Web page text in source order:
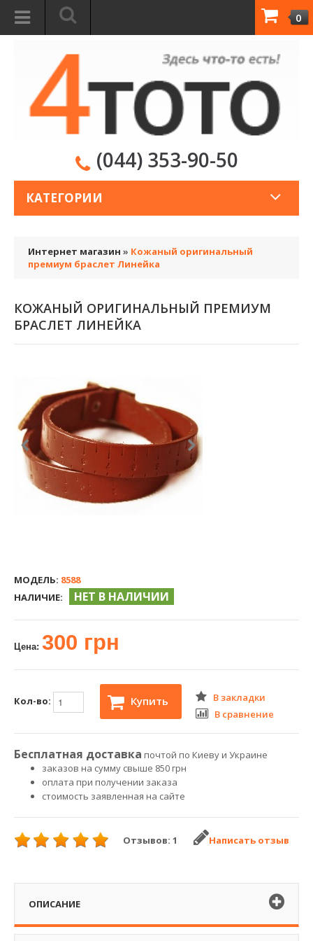
0
(044) 353-90-50
КАТЕГОРИИ
Интернет магазин » Кожаный оригинальный
премиум браслет Линейка
КОЖАНЫЙ ОРИГИНАЛЬНЫЙ ПРЕМИУМ
БРАСЛЕТ ЛИНЕЙКА
МОДЕЛЬ: 8588
НАЛИЧИЕ:
НЕТ В НАЛИЧИИ
Цена: 300 грн
Кол-во: Купить
В закладки
В сравнение
Бесплатная доставка почтой по Киеву и Украине
заказов на сумму свыше 850 грн
оплата при получении заказа
стоимость заявленная на сайте
Отзывов: 1 Написать отзыв
ОПИСАНИЕ